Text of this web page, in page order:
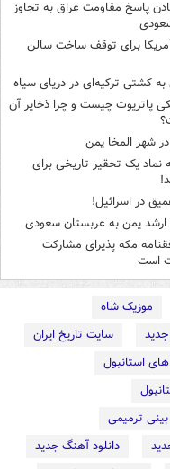
پاسخ مقاومت عراق به تجاوز
برای توقف ساخت سالن
به کشتی ترکیه‌ای در دریای سیاه
پاتریوت چیست و چرا ذخایر آن
شهر المخا یمن
نماد یک تحقیر تاریخی برای
در اسرائیل!
یمن به عربستان سعودی
مکه پذیرای مشارکت
است
موزیک شاه
سایت تاریخ ایران
استانبول
ترمیمی
دانلود آهنگ جدید